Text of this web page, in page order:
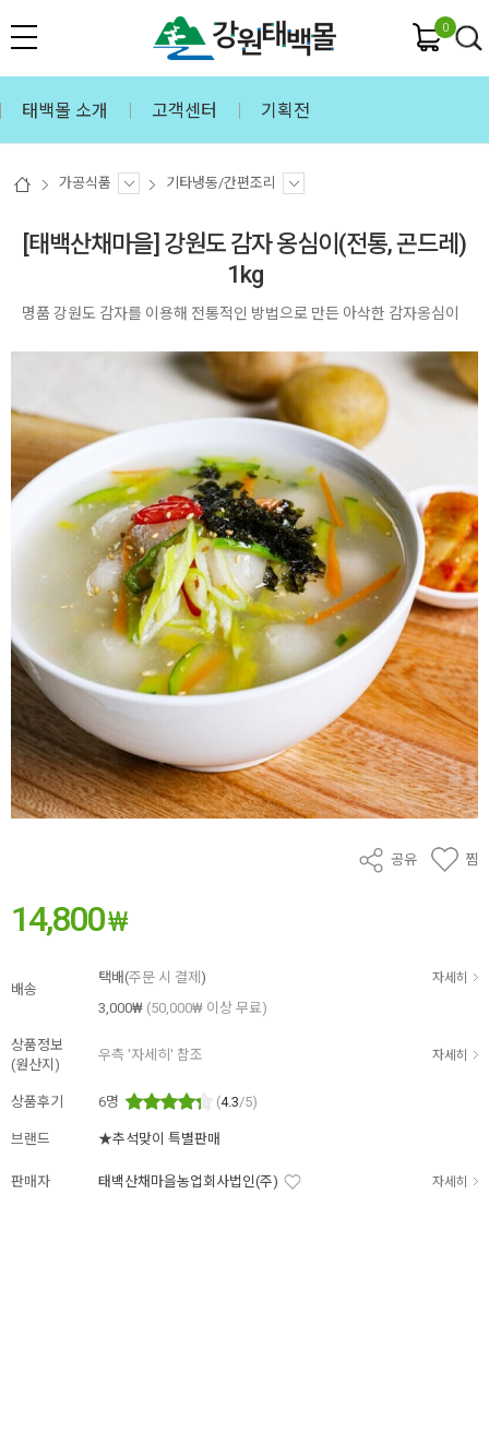
0
태백몰 소개 고객센터 기획전
가공식품 기타냉동/간편조리
[태백산채마을] 강원도 감자 옹심이(전통, 곤드레)
1kg
명품 강원도 감자를 이용해 전통적인 방법으로 만든 아삭한 감자옹심이
공유 찜
14,800₩
배송
택배(주문 시 결제 ) 자세히
3,000₩ (50,000₩ 이상 무료)
상품정보
(원산지)
우측 '자세히' 참조 자세히
상품후기 6명 (4.3/5)
브랜드 ★추석맞이 특별판매
판매자 태백산채마을농업회사법인(주) 자세히